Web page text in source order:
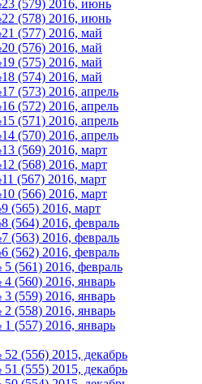
(579) 2016, июнь
(578) 2016, июнь
(577) 2016, май
(576) 2016, май
(575) 2016, май
(574) 2016, май
(573) 2016, апрель
(572) 2016, апрель
(571) 2016, апрель
(570) 2016, апрель
(569) 2016, март
(568) 2016, март
(567) 2016, март
(566) 2016, март
(565) 2016, март
(564) 2016, февраль
(563) 2016, февраль
(562) 2016, февраль
(561) 2016, февраль
(560) 2016, январь
(559) 2016, январь
(558) 2016, январь
(557) 2016, январь
(556) 2015, декабрь
(555) 2015, декабрь